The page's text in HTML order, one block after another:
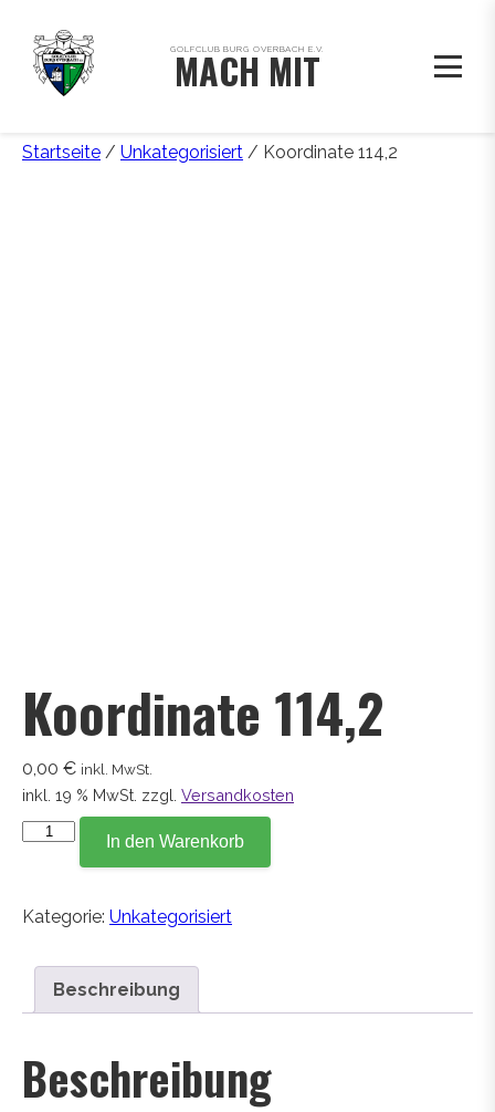
GOLFCLUB BURG OVERBACH E.V.
MACH MIT
Startseite / Unkategorisiert / Koordinate 114,2
Koordinate 114,2
0,00 € inkl. MwSt.
inkl. 19 % MwSt. zzgl. Versandkosten
Koordinate
In den Warenkorb
Kategorie: Unkategorisiert
Beschreibung
Beschreibung